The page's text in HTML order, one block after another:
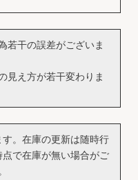
若干の誤差がございま
見え方が若干変わりま
。在庫の更新は随時行
で在庫が無い場合がご